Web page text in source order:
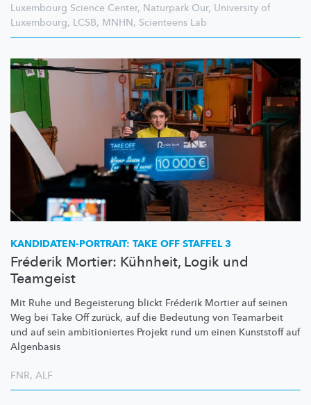
Luxembourg Science Center, Naturpark Our, University of
Luxembourg, LCSB, MNHN, Scienteens Lab
KANDIDATEN-PORTRAIT: TAKE OFF STAFFEL 3
Fréderik Mortier: Kühnheit, Logik und
Teamgeist
Mit Ruhe und Begeisterung blickt Fréderik Mortier auf seinen
Weg bei Take Off zurück, auf die Bedeutung von Teamarbeit
und auf sein ambitioniertes Projekt rund um einen Kunststoff auf
Algenbasis
FNR, ALF